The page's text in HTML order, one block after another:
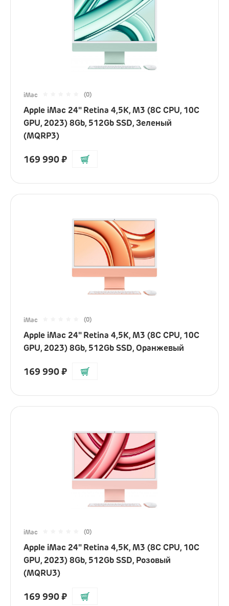
iMac (0)
Apple iMac 24" Retina 4,5K, M3 (8C CPU, 10C
GPU, 2023) 8Gb, 512Gb SSD, Зеленый
(MQRP3)
169 990₽
iMac (0)
Apple iMac 24" Retina 4,5K, M3 (8C CPU, 10C
GPU, 2023) 8Gb, 512Gb SSD, Оранжевый
169 990₽
iMac (0)
Apple iMac 24" Retina 4,5K, M3 (8C CPU, 10C
GPU, 2023) 8Gb, 512Gb SSD, Розовый
(MQRU3)
169 990₽